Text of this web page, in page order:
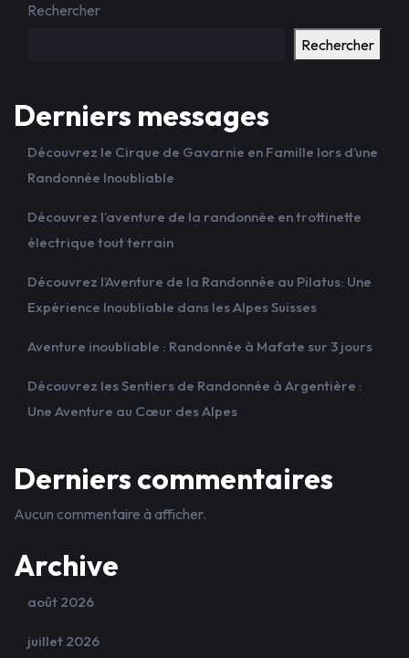
Rechercher
Rechercher
Derniers messages
Découvrez le Cirque de Gavarnie en Famille lors d’une
Randonnée Inoubliable
Découvrez l’aventure de la randonnée en trottinette
électrique tout terrain
Découvrez l’Aventure de la Randonnée au Pilatus: Une
Expérience Inoubliable dans les Alpes Suisses
Aventure inoubliable : Randonnée à Mafate sur 3 jours
Découvrez les Sentiers de Randonnée à Argentière :
Une Aventure au Cœur des Alpes
Derniers commentaires
Aucun commentaire à afficher.
Archive
août 2026
juillet 2026